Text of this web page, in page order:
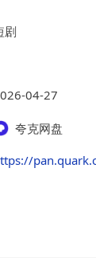
剧
04-27
夸克网盘